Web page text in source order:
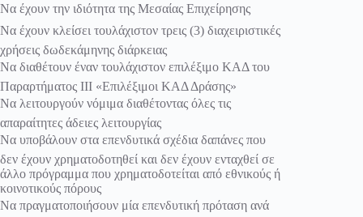
Να έχουν την ιδιότητα της Μεσαίας Επιχείρησης
Να έχουν κλείσει τουλάχιστον τρεις (3) διαχειριστικές
χρήσεις δωδεκάμηνης διάρκειας
Να διαθέτουν έναν τουλάχιστον επιλέξιμο ΚΑΔ του
Παραρτήματος ΙΙΙ «Επιλέξιμοι ΚΑΔ Δράσης»
Να λειτουργούν νόμιμα διαθέτοντας όλες τις
απαραίτητες άδειες λειτουργίας
Να υποβάλουν στα επενδυτικά σχέδια δαπάνες που
δεν έχουν χρηματοδοτηθεί και δεν έχουν ενταχθεί σε
άλλο πρόγραμμα που χρηματοδοτείται από εθνικούς ή
κοινοτικούς πόρους
Να πραγματοποιήσουν μία επενδυτική πρόταση ανά